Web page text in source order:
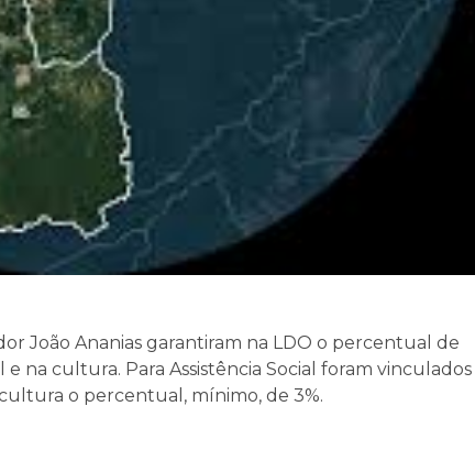
João Ananias garantiram na LDO o percentual de
e na cultura. Para Assistência Social foram vinculados
o percentual, mínimo, de 3%.